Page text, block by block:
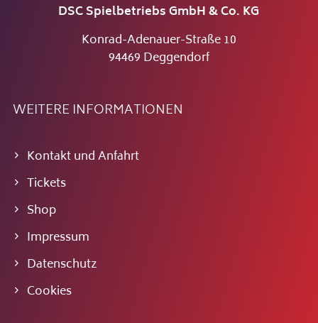
DSC Spielbetriebs GmbH & Co. KG
Konrad-Adenauer-Straße 10
94469 Deggendorf
WEITERE INFORMATIONEN
Kontakt und Anfahrt
Tickets
Shop
Impressum
Datenschutz
Cookies